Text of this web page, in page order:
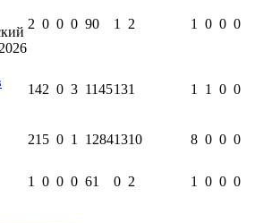
2 0 0 0 90 1 2 1 0 0 0
142 0 3 1145131 1 1 0 0
21 5 0 1 12841310 8 0 0 0
1 0 0 0 61 0 2 1 0 0 0